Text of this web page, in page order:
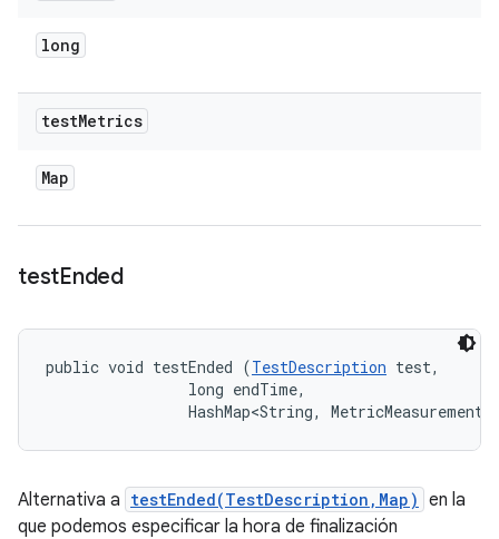
long
testMetrics
Map
testEnded
public void testEnded (TestDescription test,
                long endTime,
HashMap<String,
Alternativa a testEnded(TestDescription,Map) en la
que podemos especificar la hora de finalización